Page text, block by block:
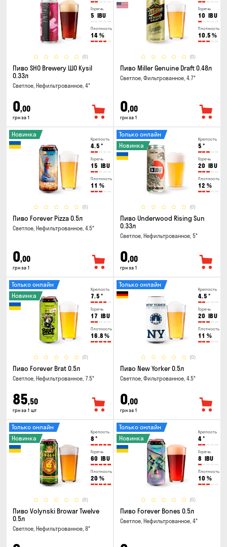
Горечь
5 IBU
Плотность
14 %
(0)
Пиво SHO Brewery ШО Kysil
0.33л
Светлое, Нефильтрованное, 4°
0,00
грн за 1
Горечь
10 IBU
Плотность
10.5 %
(0)
Пиво Miller Genuine Draft 0.48л
Светлое, Фильтрованное, 4.7°
0,00
грн за 1
Крепость
4.5 °
Горечь
15 IBU
Плотность
11 %
(0)
Новинка
Пиво Forever Pizza 0.5л
Светлое, Нефильтрованное, 4.5°
0,00
грн за 1
Крепость
5 °
Горечь
20 IBU
Плотность
12 %
(0)
Только онлайн
Новинка
Пиво Underwood Rising Sun
0.33л
Светлое, Нефильтрованное, 5°
0,00
грн за 1
Крепость
7.5 °
Горечь
17 IBU
Плотность
16.8 %
(0)
Только онлайн
Новинка
Пиво Forever Brat 0.5л
Светлое, Нефильтрованное, 7.5°
85,50
грн за 1 шт
Крепость
4.5 °
Горечь
20 IBU
Плотность
11 %
(0)
Только онлайн
Пиво New Yorker 0.5л
Светлое, Фильтрованное, 4.5°
0,00
грн за 1
Крепость
8 °
Горечь
60 IBU
Плотность
20 %
(0)
Только онлайн
Новинка
Пиво Volynski Browar Twelve
0.5л
Светлое, Нефильтрованное, 8°
Крепость
4°
Горечь
8 IBU
Плотность
10 %
(0)
Только онлайн
Новинка
Пиво Forever Bones 0.5л
Светлое, Нефильтрованное, 4°